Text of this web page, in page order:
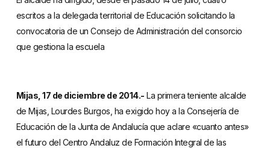
escritos a la delegada territorial de Educación solicitando la
convocatoria de un Consejo de Administración del consorcio
que gestiona la escuela
Mijas, 17 de diciembre de 2014.- La primera teniente alcalde
de Mijas, Lourdes Burgos, ha exigido hoy a la Consejería de
Educación de la Junta de Andalucía que aclare «cuanto antes»
el futuro del Centro Andaluz de Formación Integral de las